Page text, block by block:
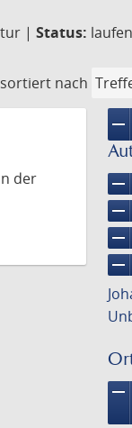
| Status:
sortiert nach
remove
remove
remove
remove
remove
remove
der